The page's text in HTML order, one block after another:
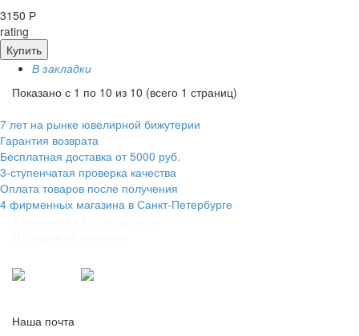
3150 Р
rating
Купить
В закладки
Показано с 1 по 10 из 10 (всего 1 страниц)
7 лет на рынке ювелирной бижутерии
Гарантия возврата
Бесплатная доставка от 5000 руб.
3-ступенчатая проверка качества
Оплата товаров после получения
4 фирменных магазина в Санкт-Петербурге
Наша почта